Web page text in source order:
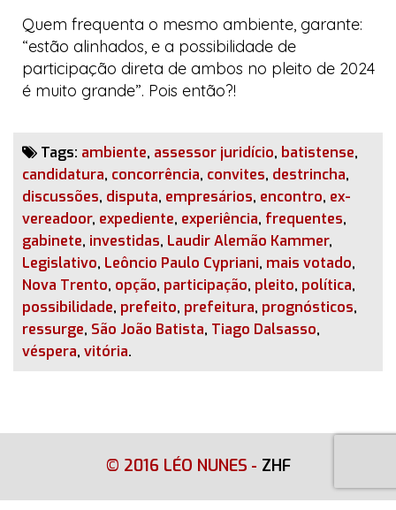
Quem frequenta o mesmo ambiente, garante:
“estão alinhados, e a possibilidade de
participação direta de ambos no pleito de 2024
é muito grande”. Pois então?!
Tags: ambiente, assessor juridício, batistense,
candidatura, concorrência, convites, destrincha,
discussões, disputa, empresários, encontro, ex-
vereadoor, expediente, experiência, frequentes,
gabinete, investidas, Laudir Alemão Kammer,
Legislativo, Leôncio Paulo Cypriani, mais votado,
Nova Trento, opção, participação, pleito, política,
possibilidade, prefeito, prefeitura, prognósticos,
ressurge, São João Batista, Tiago Dalsasso,
véspera, vitória.
© 2016 LÉO NUNES - ZHF